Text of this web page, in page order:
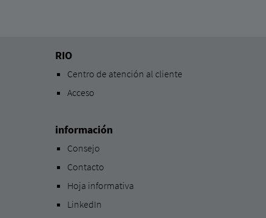
RIO
Centro de atención al cliente
Acceso
información
Consejo
Contacto
Hoja informativa
LinkedIn